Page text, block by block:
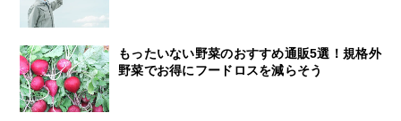
もったいない野菜のおすすめ通販5選！規格外
野菜でお得にフードロスを減らそう